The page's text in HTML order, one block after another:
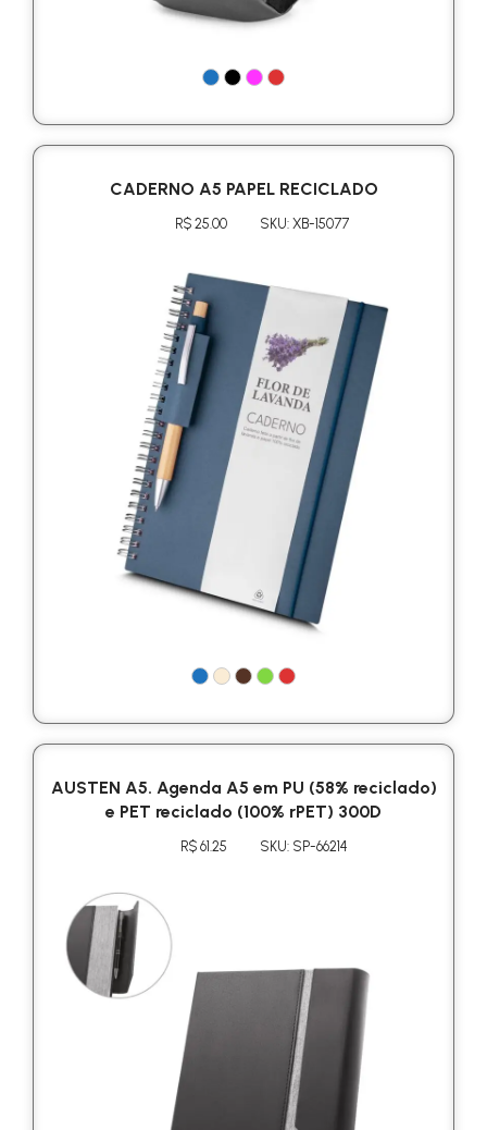
CADERNO A5 PAPEL RECICLADO
R$ 25.00 SKU: XB-15077
AUSTEN A5. Agenda A5 em PU (58% reciclado)
e PET reciclado (100% rPET) 300D
R$ 61.25 SKU: SP-66214